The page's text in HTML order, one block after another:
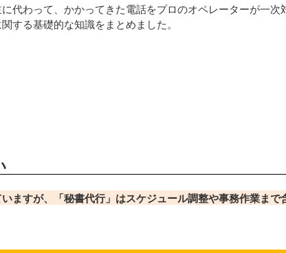
代わって、かかってきた電話をプロのオペレーターが一
する基礎的な知識をまとめました。
ますが、「秘書代行」はスケジュール調整や事務作業まで